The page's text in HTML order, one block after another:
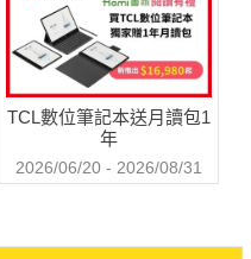
起雲湧的新時代。客家是台
北藍南綠」？總統直選後，
，客家族群權益始獲得政府
TCL數位筆記本送月讀包1
年
2026/06/20 - 2026/08/31